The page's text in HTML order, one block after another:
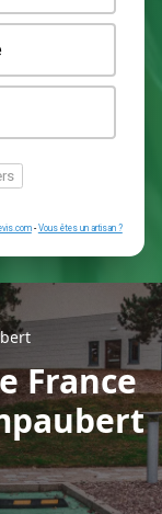
(7kW)
greenup)
encore
métiers
parViteUnDevis.com-Vous
France